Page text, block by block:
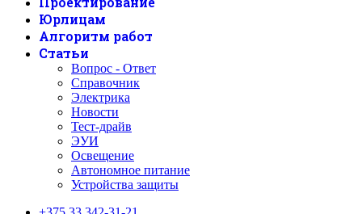
Юрлицам
Алгоритм работ
Статьи
Вопрос - Ответ
Справочник
Электрика
Новости
Тест-драйв
ЭУИ
Освещение
Автономное питание
Устройства защиты